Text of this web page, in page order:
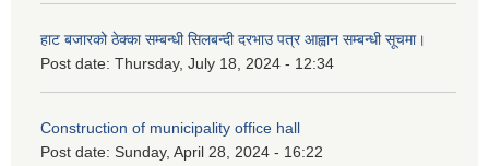
हाट बजारको ठेक्का सम्बन्धी सिलबन्दी दरभाउ पत्र आह्वान सम्बन्धी सूचमा।
Post date: Thursday, July 18, 2024 - 12:34
Construction of municipality office hall
Post date: Sunday, April 28, 2024 - 16:22